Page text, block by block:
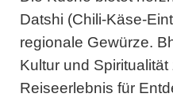
Datshi (Chili-Käse-
regionale Gewürze.
Kultur und
Reiseerlebnis für